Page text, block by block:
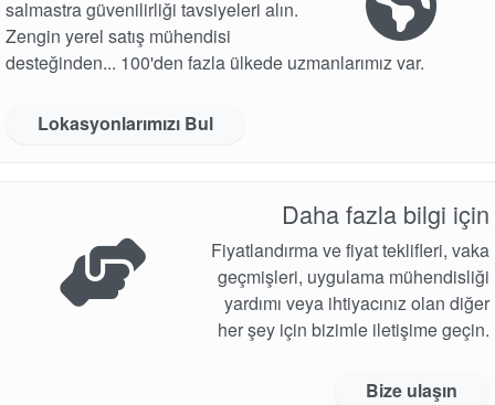
salmastra güvenilirliği tavsiyeleri alın.
Zengin yerel satış mühendisi
desteğinden... 100'den fazla ülkede uzmanlarımız var.
Lokasyonlarımızı Bul
Daha fazla bilgi için
Fiyatlandırma ve fiyat teklifleri, vaka
geçmişleri, uygulama mühendisliği
yardımı veya ihtiyacınız olan diğer
her şey için bizimle iletişime geçin.
Bize ulaşın